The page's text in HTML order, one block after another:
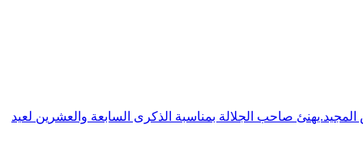
صاحب الجلالة بمناسبة الذكرى السابعة والعشرين لعيد